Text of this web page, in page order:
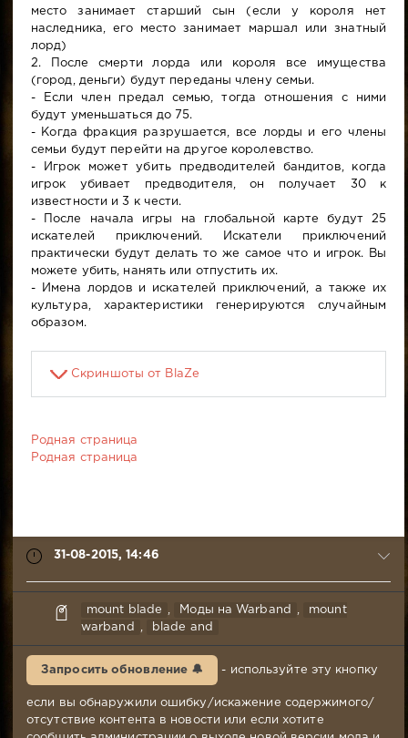
место занимает старший сын (если у короля нет
наследника, его место занимает маршал или знатный
лорд)
2. После смерти лорда или короля все имущества
(город, деньги) будут переданы члену семьи.
- Если член предал семью, тогда отношения с ними
будут уменьшаться до 75.
- Когда фракция разрушается, все лорды и его члены
семьи будут перейти на другое королевство.
- Игрок может убить предводителей бандитов, когда
игрок убивает предводителя, он получает 30 к
известности и 3 к чести.
- После начала игры на глобальной карте будут 25
искателей приключений. Искатели приключений
практически будут делать то же самое что и игрок. Вы
можете убить, нанять или отпустить их.
- Имена лордов и искателей приключений, а также их
культура, характеристики генерируются случайным
образом.
Скриншоты от BlaZe
Родная страница
Родная страница
31-08-2015, 14:46
syabr
08-
Комментариев:
107
Просмотров:
mount blade , Моды на Warband ,
mount
warband
, blade and
Запросить обновление 🔔 - используйте эту кнопку
если вы обнаружили ошибку/искажение содержимого/
отсутствие контента в новости или если хотите